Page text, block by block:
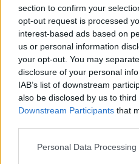
section to confirm your
opt-out request is processed
interest-based ads based on
us or personal information
your opt-out. You may
disclosure of your personal
IAB’s list of downstream
also be disclosed by us to
Downstream Participants that
Personal Data
9 Juni 2025
sodaclubgefällt dies.
sodaclub
Lebende Forenlegende
73
9 Juni 2025